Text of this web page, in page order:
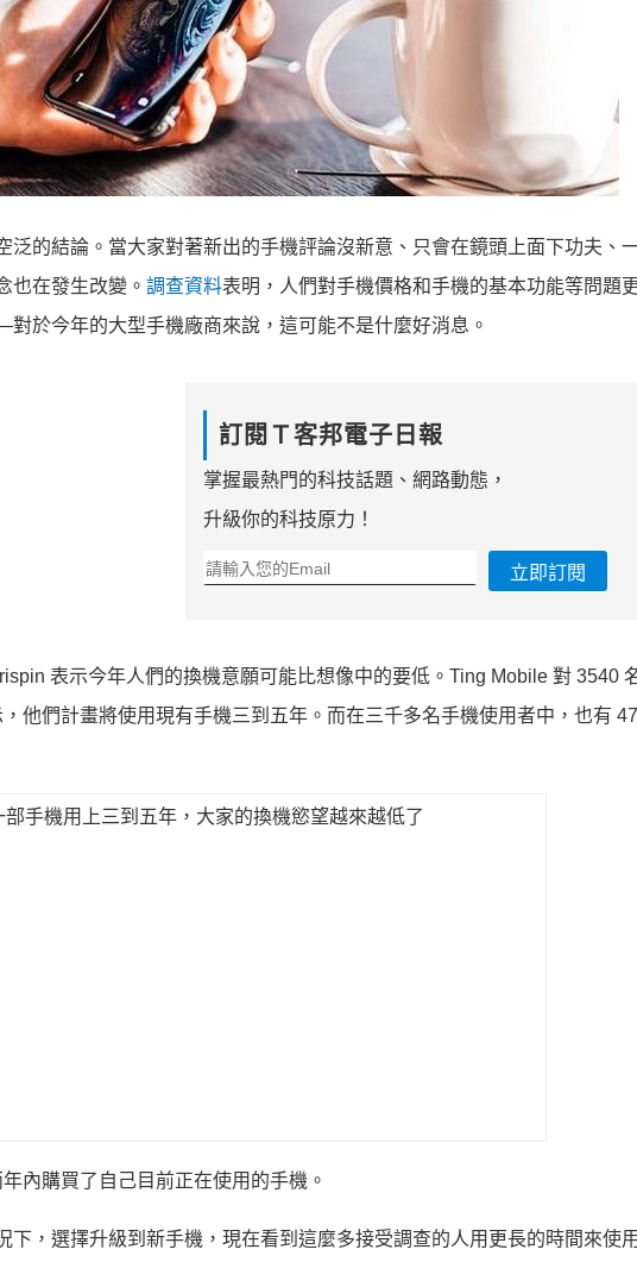
泛的結論。當大家對著新出的手機評論沒新意、只會在鏡頭上面下功夫、
也在發生改變。 調查資料表明，人們對手機價格和手機的基本功能等問題
於今年的大型手機廠商來說，這可能不是什麼好消息。
訂閱Ｔ客邦電子日報
掌握最熱門的科技話題、網路動態，
升級你的科技原力！
立即訂閱
表示今年人們的換機意願可能比想像中的要低。Ting Mobile 對 3540
他們計畫將使用現有手機三到五年。而在三千多名手機使用者中，也有
內購買了自己目前正在使用的手機。
下，選擇升級到新手機，現在看到這麼多接受調查的人用更長的時間來使